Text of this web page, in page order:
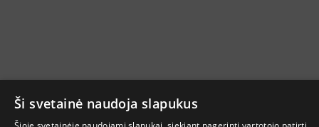
Ši svetainė naudoja slapukus